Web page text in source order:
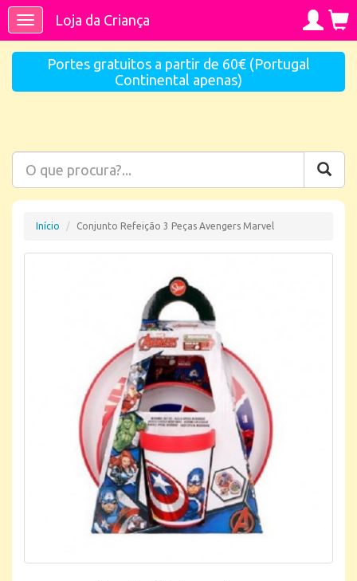
ToggleLoja da Criança
Portes gratuitos a partir de 60€ (Portugal
Continental apenas)
Início Conjunto Refeição 3 Peças Avengers Marvel